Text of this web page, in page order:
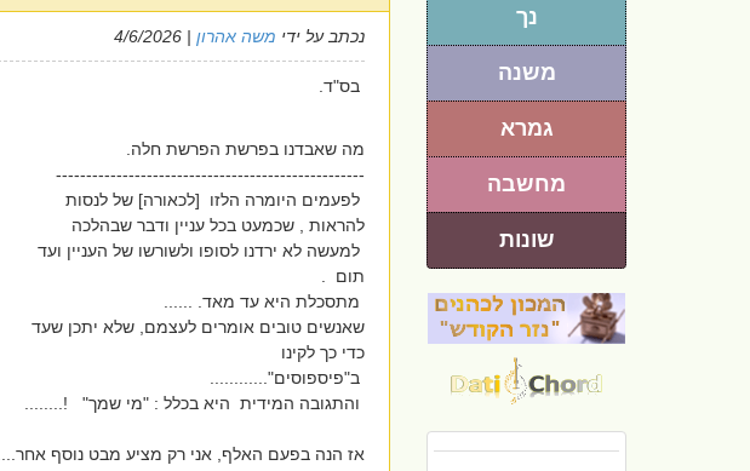
נך
משנה
גמרא
מחשבה
שונות
נכתב על ידי משה אהרון | 4/6/2026
בס"ד.
מה שאבדנו בפרשת הפרשת חלה.
---------------------------------------------------
לפעמים היומרה הלזו [לכאורה] של לנסות
להראות , שכמעט בכל עניין ודבר שבהלכה
למעשה לא ירדנו לסופו ולשורשו של העניין ועד
תום .
מתסכלת היא עד מאד. ......
שאנשים טובים אומרים לעצמם, שלא יתכן שעד
כדי כך לקינו
ב"פיספוסים"............
והתגובה המידית היא בכלל : "מי שמך" !........
אז הנה בפעם האלף, אני רק מציע מבט נוסף אחר.....